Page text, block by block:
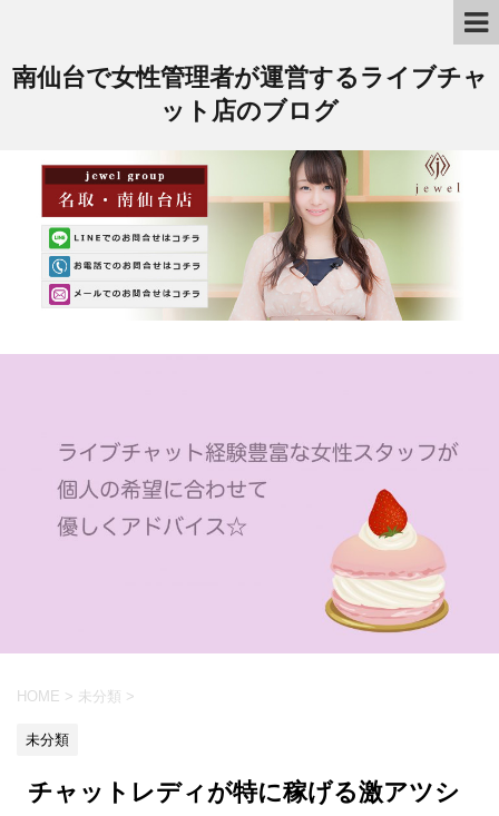
南仙台で女性管理者が運営するライブチャ
ット店のブログ
HOME > 未分類 >
未分類
チャットレディが特に稼げる激アツシ